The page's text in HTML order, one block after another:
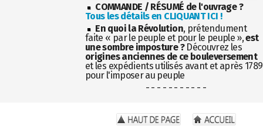
COMMANDE / RÉSUMÉ de l'ouvrage ?
Tous les détails en CLIQUANT ICI !
En quoi la Révolution, prétendument
faite « par le peuple et pour le peuple »,est
une sombre imposture ?Découvrez les
origines anciennes de ce bouleversement
et les expédients utilisés avant et après 1789
pour l'imposer au peuple
- - - - - - - - - - -